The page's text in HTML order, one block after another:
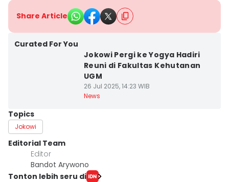
Share Article
Curated For You
Jokowi Pergi ke Yogya Hadiri
Reuni di Fakultas Kehutanan
UGM
26 Jul 2025, 14:23 WIB
News
Topics
Jokowi
Editorial Team
Editor
Bandot Arywono
Tonton lebih seru di